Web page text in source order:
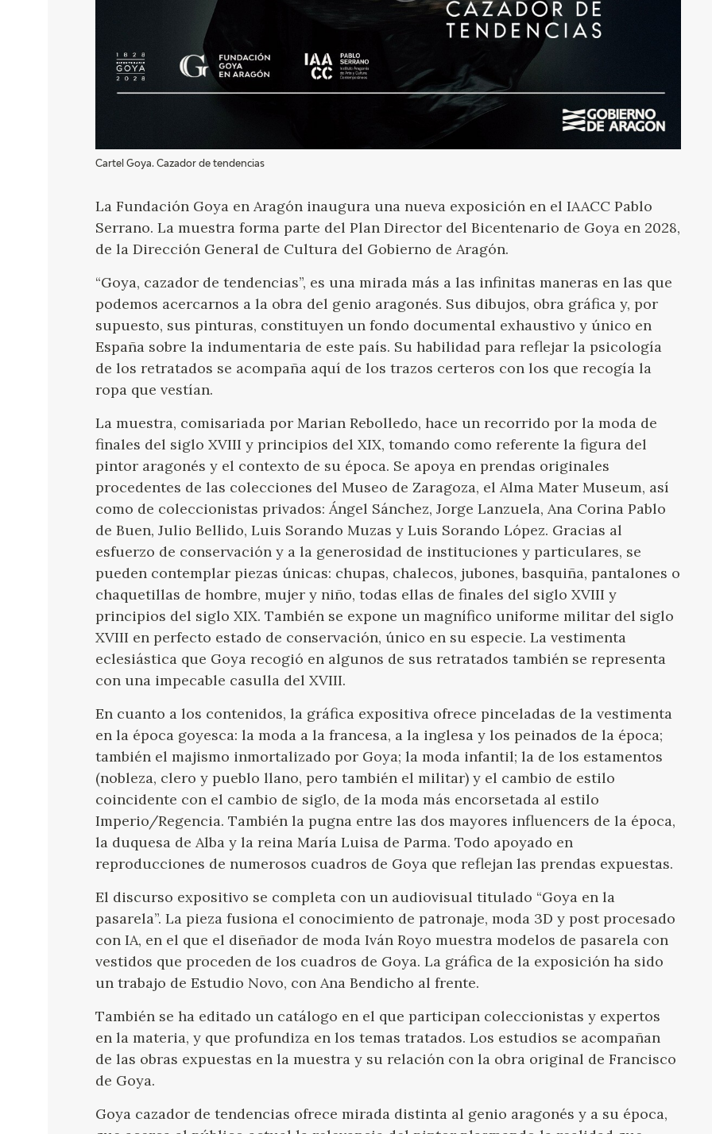
Cartel Goya. Cazador de tendencias
La Fundación Goya en Aragón inaugura una nueva exposición en el IAACC Pablo
Serrano. La muestra forma parte del Plan Director del Bicentenario de Goya en 2028,
de la Dirección General de Cultura del Gobierno de Aragón.
“Goya, cazador de tendencias”, es una mirada más a las infinitas maneras en las que
podemos acercarnos a la obra del genio aragonés. Sus dibujos, obra gráfica y, por
supuesto, sus pinturas, constituyen un fondo documental exhaustivo y único en
España sobre la indumentaria de este país. Su habilidad para reflejar la psicología
de los retratados se acompaña aquí de los trazos certeros con los que recogía la
ropa que vestían.
La muestra, comisariada por Marian Rebolledo, hace un recorrido por la moda de
finales del siglo XVIII y principios del XIX, tomando como referente la figura del
pintor aragonés y el contexto de su época. Se apoya en prendas originales
procedentes de las colecciones del Museo de Zaragoza, el Alma Mater Museum, así
como de coleccionistas privados: Ángel Sánchez, Jorge Lanzuela, Ana Corina Pablo
de Buen, Julio Bellido, Luis Sorando Muzas y Luis Sorando López. Gracias al
esfuerzo de conservación y a la generosidad de instituciones y particulares, se
pueden contemplar piezas únicas: chupas, chalecos, jubones, basquiña, pantalones o
chaquetillas de hombre, mujer y niño, todas ellas de finales del siglo XVIII y
principios del siglo XIX. También se expone un magnífico uniforme militar del siglo
XVIII en perfecto estado de conservación, único en su especie. La vestimenta
eclesiástica que Goya recogió en algunos de sus retratados también se representa
con una impecable casulla del XVIII.
En cuanto a los contenidos, la gráfica expositiva ofrece pinceladas de la vestimenta
en la época goyesca: la moda a la francesa, a la inglesa y los peinados de la época;
también el majismo inmortalizado por Goya; la moda infantil; la de los estamentos
(nobleza, clero y pueblo llano, pero también el militar) y el cambio de estilo
coincidente con el cambio de siglo, de la moda más encorsetada al estilo
Imperio/Regencia. También la pugna entre las dos mayores influencers de la época,
la duquesa de Alba y la reina María Luisa de Parma. Todo apoyado en
reproducciones de numerosos cuadros de Goya que reflejan las prendas expuestas.
El discurso expositivo se completa con un audiovisual titulado “Goya en la
pasarela”. La pieza fusiona el conocimiento de patronaje, moda 3D y post procesado
con IA, en el que el diseñador de moda Iván Royo muestra modelos de pasarela con
vestidos que proceden de los cuadros de Goya. La gráfica de la exposición ha sido
un trabajo de Estudio Novo, con Ana Bendicho al frente.
También se ha editado un catálogo en el que participan coleccionistas y expertos
en la materia, y que profundiza en los temas tratados. Los estudios se acompañan
de las obras expuestas en la muestra y su relación con la obra original de Francisco
de Goya.
Goya cazador de tendencias ofrece mirada distinta al genio aragonés y a su época,